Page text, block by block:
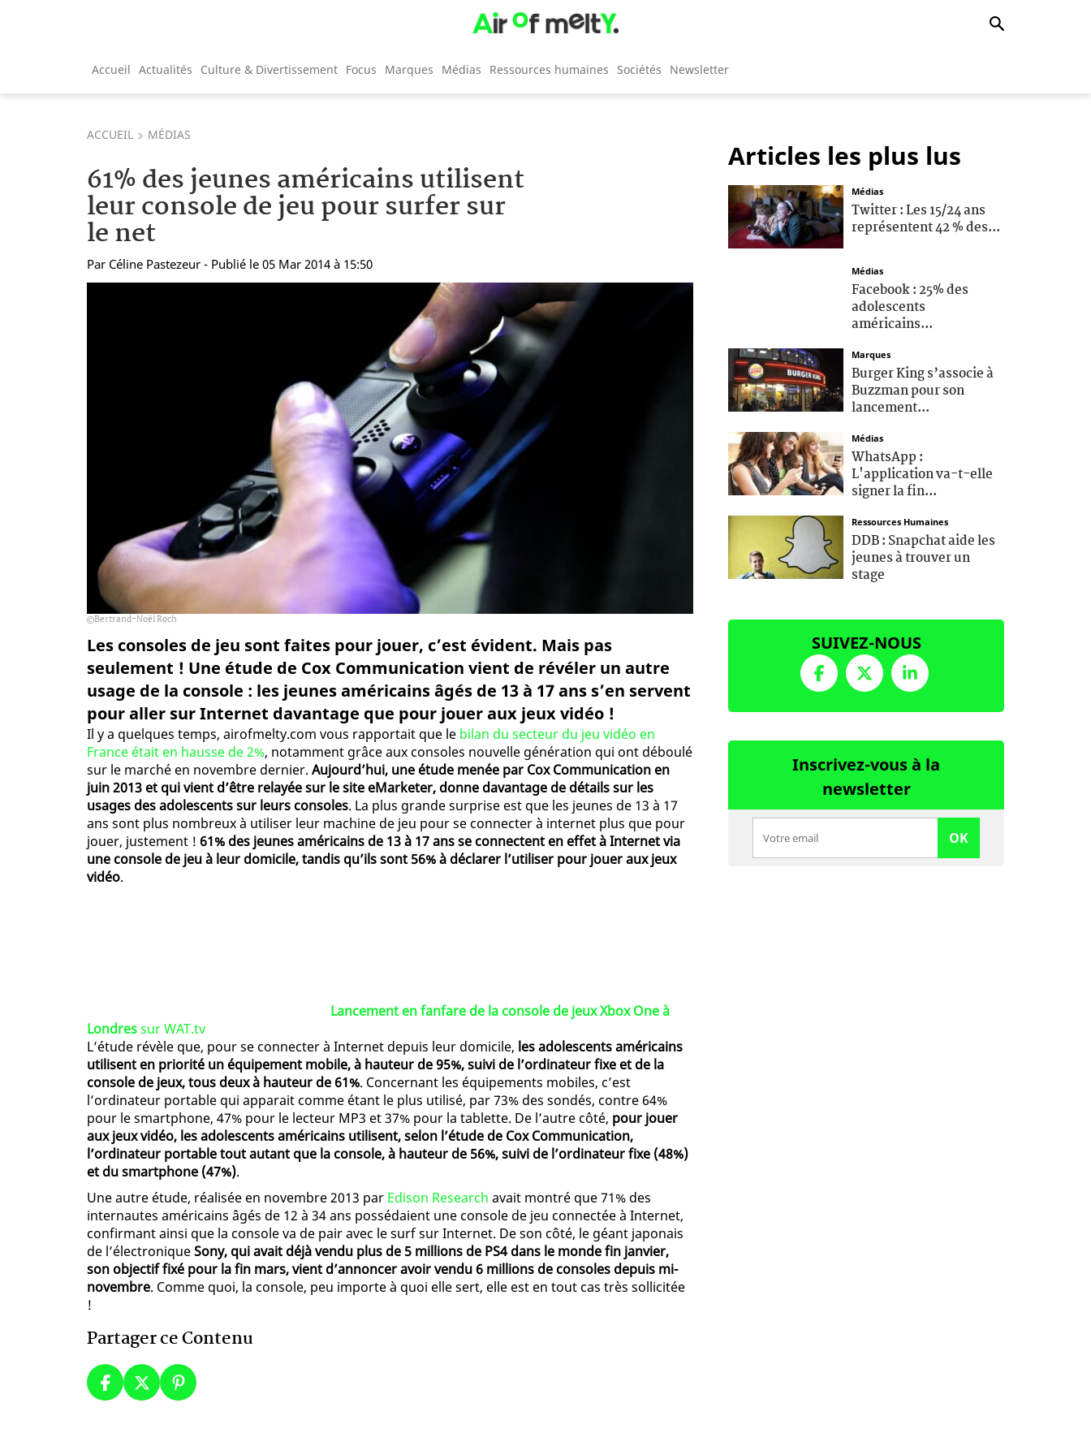
Accueil Actualités Culture & Divertissement Focus Marques Médias Ressources humaines Sociétés Newsletter
ACCUEIL MÉDIAS
61% des jeunes américains utilisent
leur console de jeu pour surfer sur
le net
Par Céline Pastezeur - Publié le 05 Mar 2014 à 15:50
Bertrand-Noël Roch
Les consoles de jeu sont faites pour jouer, c’est évident. Mais pas
seulement ! Une étude de Cox Communication vient de révéler un autre
usage de la console : les jeunes américains âgés de 13 à 17 ans s’en servent
pour aller sur Internet davantage que pour jouer aux jeux vidéo !
Il y a quelques temps, airofmelty.com vous rapportait que le bilan du secteur du jeu vidéo en
France était en hausse de 2%, notamment grâce aux consoles nouvelle génération qui ont déboulé
sur le marché en novembre dernier. Aujourd’hui, une étude menée par Cox Communication en
juin 2013 et qui vient d’être relayée sur le site eMarketer, donne davantage de détails sur les
usages des adolescents sur leurs consoles. La plus grande surprise est que les jeunes de 13 à 17
ans sont plus nombreux à utiliser leur machine de jeu pour se connecter à internet plus que pour
jouer, justement ! 61% des jeunes américains de 13 à 17 ans se connectent en effet à Internet via
une console de jeu à leur domicile, tandis qu’ils sont 56% à déclarer l’utiliser pour jouer aux jeux
vidéo.
Lancement en fanfare de la console de jeux Xbox One à
Londressur WAT.tv
L’étude révèle que, pour se connecter à Internet depuis leur domicile, les adolescents américains
utilisent en priorité un équipement mobile, à hauteur de 95%, suivi de l’ordinateur fixe et de la
console de jeux, tous deux à hauteur de 61%. Concernant les équipements mobiles, c’est
l’ordinateur portable qui apparait comme étant le plus utilisé, par 73% des sondés, contre 64%
pour le smartphone, 47% pour le lecteur MP3 et 37% pour la tablette. De l’autre côté, pour jouer
aux jeux vidéo, les adolescents américains utilisent, selon l’étude de Cox Communication,
l’ordinateur portable tout autant que la console, à hauteur de 56%, suivi de l’ordinateur fixe (48%)
et du smartphone (47%).
Une autre étude, réalisée en novembre 2013 par Edison Research avait montré que 71% des
internautes américains âgés de 12 à 34 ans possédaient une console de jeu connectée à Internet,
confirmant ainsi que la console va de pair avec le surf sur Internet. De son côté, le géant japonais
de l’électroniqueSony, qui avait déjà vendu plus de 5 millions de PS4 dans le monde fin janvier,
son objectif fixé pour la fin mars, vient d’annoncer avoir vendu 6 millions de consoles depuis mi-
novembre. Comme quoi, la console, peu importe à quoi elle sert, elle est en tout cas très sollicitée
!
Partager ce Contenu
Articles les plus lus
Médias
Twitter : Les 15/24 ans
représentent 42 % des...
Médias
Facebook : 25% des
adolescents
américains...
Marques
Burger King s’associe à
Buzzman pour son
lancement...
Médias
WhatsApp :
L'application va-t-elle
signer la fin...
Ressources Humaines
DDB : Snapchat aide les
jeunes à trouver un
stage
SUIVEZ-NOUS
Inscrivez-vous à la
newsletter
OK